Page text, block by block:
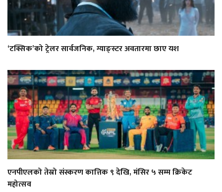
‘टक्सिक’को ट्रेलर सार्वजनिक, ग्याङ्स्टर अवतारमा छाए यश
एनपीएलको तेस्रो संस्करण कात्तिक ९ देखि, मंसिर ५ सम्म क्रिकेट
महोत्सव